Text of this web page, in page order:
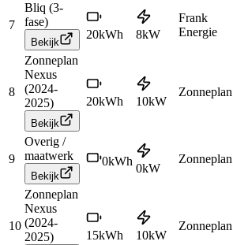
7
Bliq (3-
fase)
Bekijk
20kWh 8kW
Frank
Energie
8
Zonneplan
Nexus
(2024-
2025)
Bekijk
20kWh 10kW
Zonneplan
9
Overig /
maatwerk
Bekijk
0kWh
0kW
Zonneplan
10
Zonneplan
Nexus
(2024-
2025)
15kWh 10kW
Zonneplan